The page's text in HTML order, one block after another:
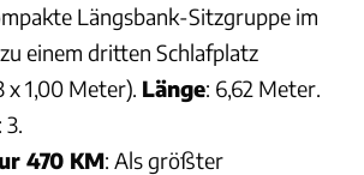
Längsbank-Sitzgruppe im
einem dritten Schlafplatz
x 1,00 Meter). Länge: 6,62 Meter.
: 3.
470 KM: Als größter